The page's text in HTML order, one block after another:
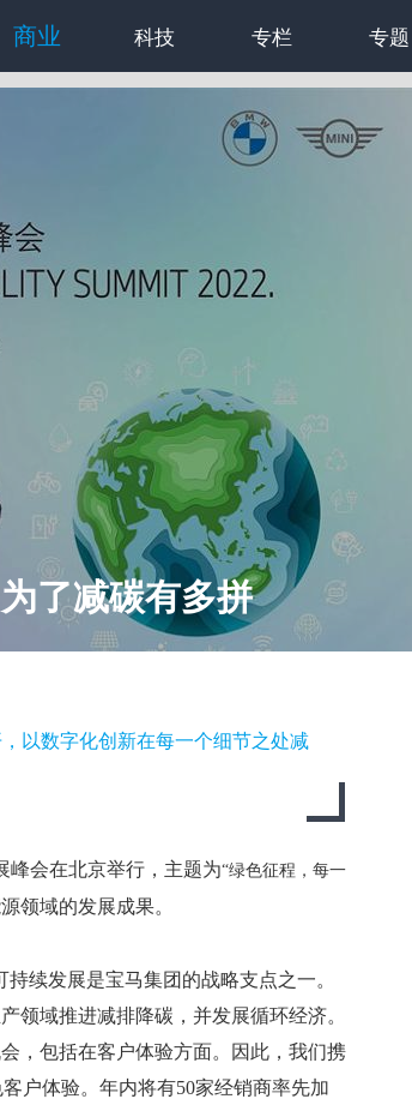
商业 科技 专栏 专题
了减碳有多拼
以数字化创新在每一个细节之处减
峰会在北京举行，主题为“绿色征程，每一
领域的发展成果。
续发展是宝马集团的战略支点之一。
领域推进减排降碳，并发展循环经济。
，包括在客户体验方面。因此，我们携
户体验。年内将有50家经销商率先加